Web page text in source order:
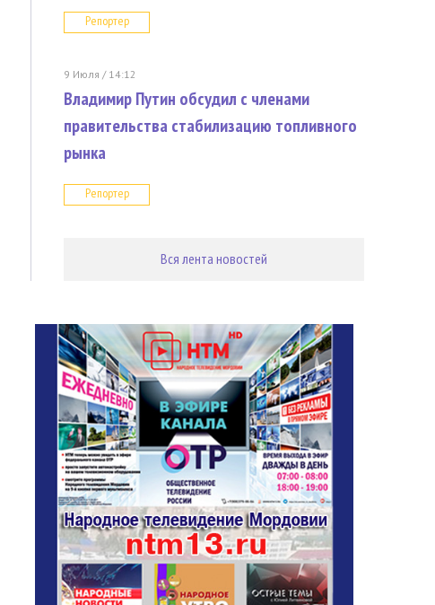
Репортер
9 Июля / 14:12
Владимир Путин обсудил с членами
правительства стабилизацию топливного
рынка
Репортер
Вся лента новостей